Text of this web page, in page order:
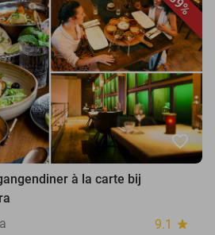
favorite_border
à la carte bij
9.1 star